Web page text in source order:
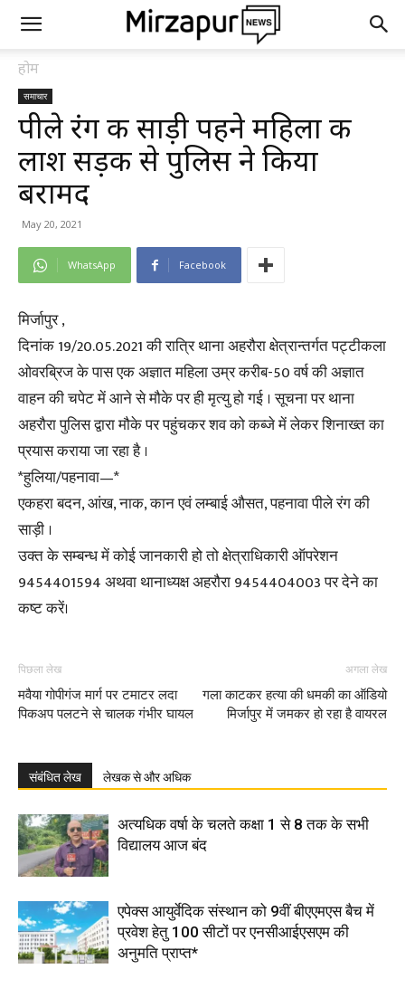
होम
समाचार
पीले रंग की साड़ी पहने महिला की
लाश सड़क से पुलिस ने किया
बरामद
May 20, 2021
WhatsApp Facebook
मिर्जापुर ,
दिनांक 19/20.05.2021 की रात्रि थाना अहरौरा क्षेत्रान्तर्गत पट्टीकला
ओवरब्रिज के पास एक अज्ञात महिला उम्र करीब-50 वर्ष की अज्ञात
वाहन की चपेट में आने से मौके पर ही मृत्यु हो गई । सूचना पर थाना
अहरौरा पुलिस द्वारा मौके पर पहुंचकर शव को कब्जे में लेकर शिनाख्त का
प्रयास कराया जा रहा है ।
*हुलिया/पहनावा—*
एकहरा बदन, आंख, नाक, कान एवं लम्बाई औसत, पहनावा पीले रंग की
साड़ी ।
उक्त के सम्बन्ध में कोई जानकारी हो तो क्षेत्राधिकारी ऑपरेशन
9454401594 अथवा थानाध्यक्ष अहरौरा 9454404003 पर देने का
कष्ट करें।
पिछला लेख
मवैया गोपीगंज मार्ग पर टमाटर लदा
पिकअप पलटने से चालक गंभीर घायल
अगला लेख
गला काटकर हत्या की धमकी का ऑडियो
मिर्जापुर में जमकर हो रहा है वायरल
संबंधित लेख लेखक से और अधिक
अत्यधिक वर्षा के चलते कक्षा 1 से 8 तक के सभी
विद्यालय आज बंद
एपेक्स आयुर्वेदिक संस्थान को 9वीं बीएएमएस बैच में
प्रवेश हेतु 100 सीटों पर एनसीआईएसएम की
अनुमति प्राप्त*